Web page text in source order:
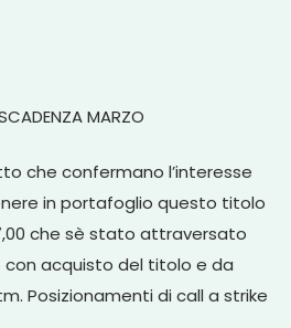
MARZO
che confermano l’interesse
in portafoglio questo titolo
che sè stato attraversato
acquisto del titolo e da
Posizionamenti di call a strike